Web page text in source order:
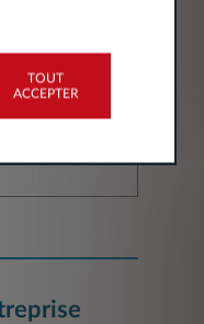
TOUT
ACCEPTER